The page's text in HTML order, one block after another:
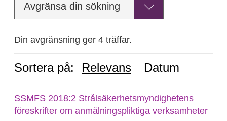
Avgränsa din sökning
Din avgränsning ger 4 träffar.
Sortera på: Relevans Datum
SSMFS 2018:2 Strålsäkerhetsmyndighetens
föreskrifter om anmälningspliktiga verksamheter